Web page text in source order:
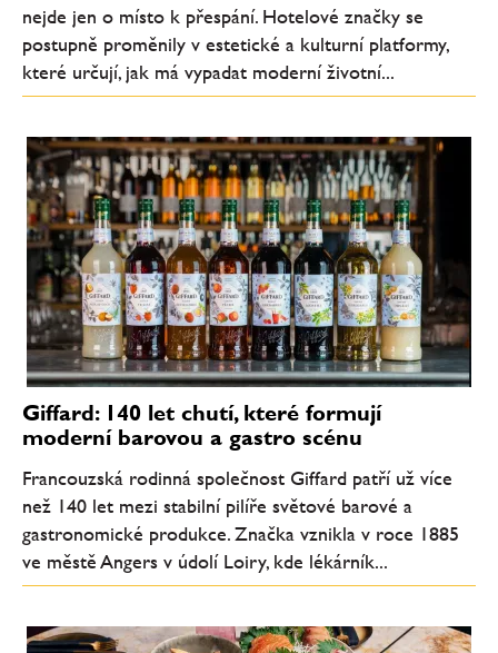
nejde jen o místo k přespání. Hotelové značky se
postupně proměnily v estetické a kulturní platformy,
které určují, jak má vypadat moderní životní...
Giffard: 140 let chutí, které formují
moderní barovou a gastro scénu
Francouzská rodinná společnost Giffard patří už více
než 140 let mezi stabilní pilíře světové barové a
gastronomické produkce. Značka vznikla v roce 1885
ve městě Angers v údolí Loiry, kde lékárník...